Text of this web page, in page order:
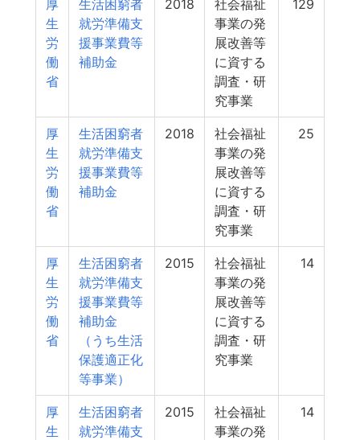
厚
生
労
働
省
生活困窮者
就労準備支
援事業費等
補助金
2018
社会福祉
事業の発
展改善等
に資する
調査・研
究事業
129
厚
生
労
働
省
生活困窮者
就労準備支
援事業費等
補助金
2018
社会福祉
事業の発
展改善等
に資する
調査・研
究事業
25
厚
生
労
働
省
生活困窮者
就労準備支
援事業費等
補助金
（うち生活
保護適正化
等事業）
2015
社会福祉
事業の発
展改善等
に資する
調査・研
究事業
14
厚
生
生活困窮者
就労準備支
2015
社会福祉
事業の発
14